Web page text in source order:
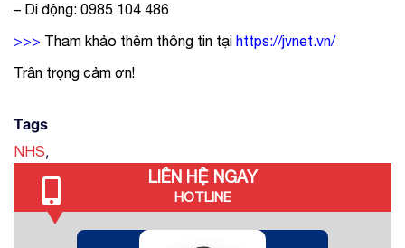
– Di động: 0985 104 486
>>> Tham khảo thêm thông tin tại https://jvnet.vn/
Trân trọng cảm ơn!
Tags
NHS,
LIÊN HỆ NGAY
HOTLINE